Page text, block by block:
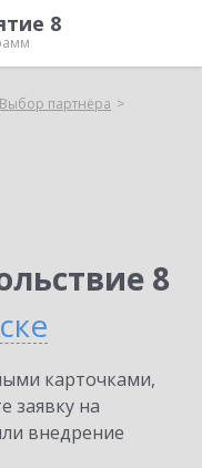
8
Выбор партнёра
8
карточками,
заявку на
внедрение